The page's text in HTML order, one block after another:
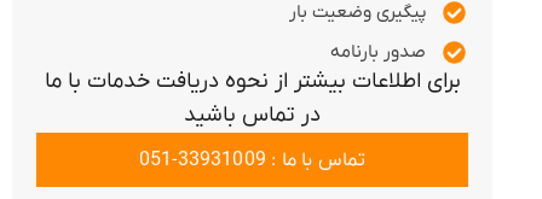
پیگیری وضعیت بار
صدور بارنامه
برای اطلاعات بیشتر از نحوه دریافت خدمات با ما
در تماس باشید
تماس با ما : 33931009-051